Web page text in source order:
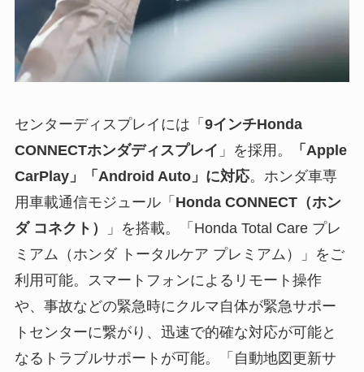
センターディスプレイには「 9インチHonda
CONNECTホンダディスプレイ 」を採用。
「Apple
CarPlay」「Android Auto」に対応。ホンダ車専
用車載通信モジュール「 Honda CONNECT（ホン
ダ コネクト）
」を搭載。「Honda Total Care プレ
ミアム（ホンダ トータルケア プレミアム）」をご
利用可能。スマートフォンによるリモート操作
や、事故などの緊急時にクルマ自体が緊急サポー
トセンターに繋がり、迅速で的確な対応が可能と
なるトラブルサポートが可能。「自動地図更新サ